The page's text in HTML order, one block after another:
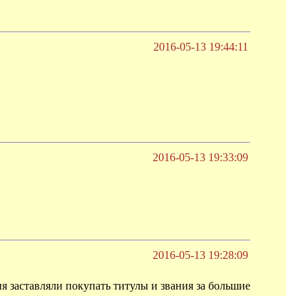
2016-05-13 19:44:11
2016-05-13 19:33:09
2016-05-13 19:28:09
покупать титулы и звания за большие